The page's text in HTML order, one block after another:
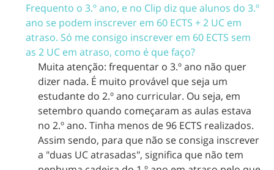
Frequento o 3.º ano, e no Clip diz que alunos do 3.º
ano se podem inscrever em 60 ECTS + 2 UC em
atraso. Só me consigo inscrever em 60 ECTS sem
as 2 UC em atraso, como é que faço?
Muita atenção: frequentar o 3.º ano não quer
dizer nada. É muito provável que seja um
estudante do 2.º ano curricular. Ou seja, em
setembro quando começaram as aulas estava
no 2.º ano. Tinha menos de 96 ECTS realizados.
Assim sendo, para que não se consiga inscrever
a "duas UC atrasadas", significa que não tem